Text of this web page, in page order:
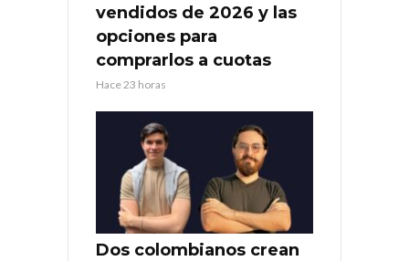
vendidos de 2026 y las
opciones para
comprarlos a cuotas
Hace 23 horas
Dos colombianos crean